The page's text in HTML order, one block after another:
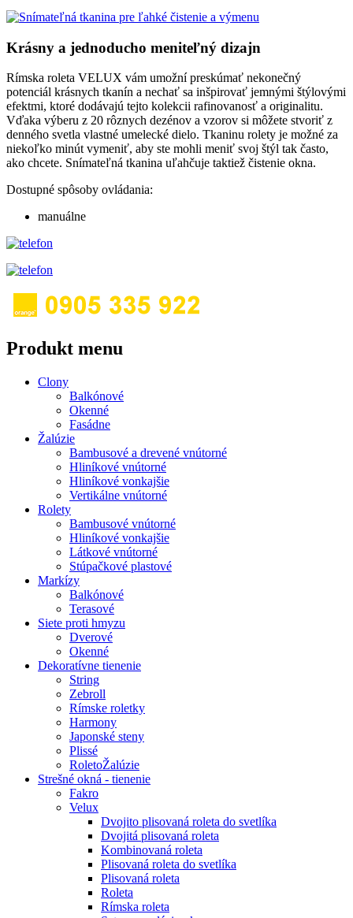
Krásny a jednoducho meniteľný dizajn
Rímska roleta VELUX vám umožní preskúmať nekonečný
potenciál krásnych tkanín a nechať sa inšpirovať jemnými štýlovými
efektmi, ktoré dodávajú tejto kolekcii rafinovanosť a originalitu.
Vďaka výberu z 20 rôznych dezénov a vzorov si môžete stvoriť z
denného svetla vlastné umelecké dielo. Tkaninu rolety je možné za
niekoľko minút vymeniť, aby ste mohli meniť svoj štýl tak často,
ako chcete. Snímateľná tkanina uľahčuje taktiež čistenie okna.
Dostupné spôsoby ovládania:
manuálne
Produkt menu
Clony
Balkónové
Okenné
Fasádne
Žalúzie
Bambusové a drevené vnútorné
Hliníkové vnútorné
Hliníkové vonkajšie
Vertikálne vnútorné
Rolety
Bambusové vnútorné
Hliníkové vonkajšie
Látkové vnútorné
Stúpačkové plastové
Markízy
Balkónové
Terasové
Siete proti hmyzu
Dverové
Okenné
Dekoratívne tienenie
String
Zebroll
Rímske roletky
Harmony
Japonské steny
Plissé
RoletoŽalúzie
Strešné okná - tienenie
Fakro
Velux
Dvojito plisovaná roleta do svetlíka
Dvojitá plisovaná roleta
Kombinovaná roleta
Plisovaná roleta do svetlíka
Plisovaná roleta
Roleta
Rímska roleta